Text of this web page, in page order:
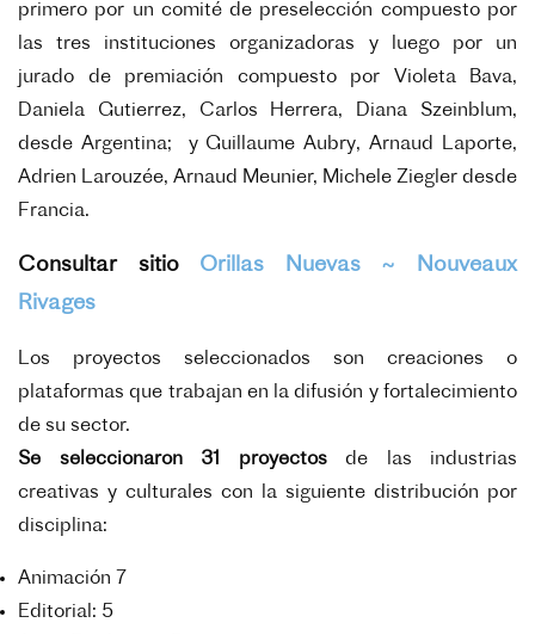
primero por un comité de preselección compuesto por
las tres instituciones organizadoras y luego por un
jurado de premiación compuesto por Violeta Bava,
Daniela Gutierrez, Carlos Herrera, Diana Szeinblum,
desde Argentina; y Guillaume Aubry, Arnaud Laporte,
Adrien Larouzée, Arnaud Meunier, Michele Ziegler desde
Francia.
Consultar sitio Orillas Nuevas ~ Nouveaux
Rivages
Los proyectos seleccionados son creaciones o
plataformas que trabajan en la difusión y fortalecimiento
de su sector.
Se seleccionaron 31 proyectosde las industrias
creativas y culturales con la siguiente distribución por
disciplina:
Animación 7
Editorial: 5